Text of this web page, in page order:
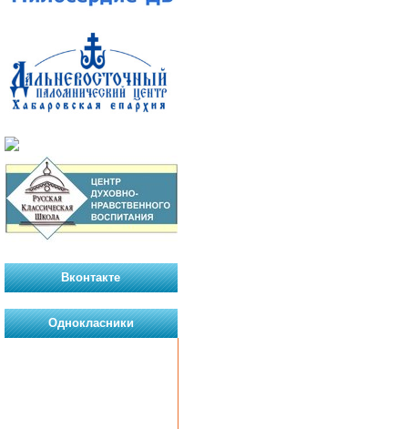
Вконтакте
Однокласники